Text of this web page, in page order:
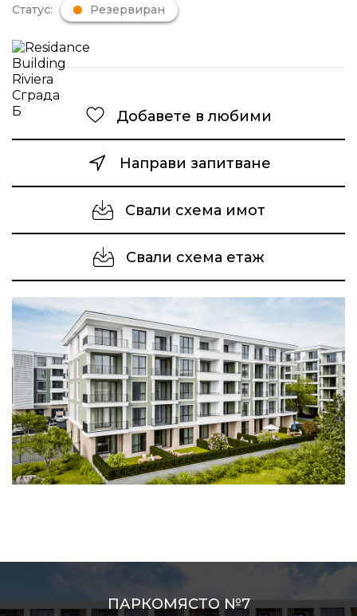
Статус: Резервиран
Добавете в любими
Направи запитване
Свали схема имот
Свали схема етаж
ПАРКОМЯСТО №7